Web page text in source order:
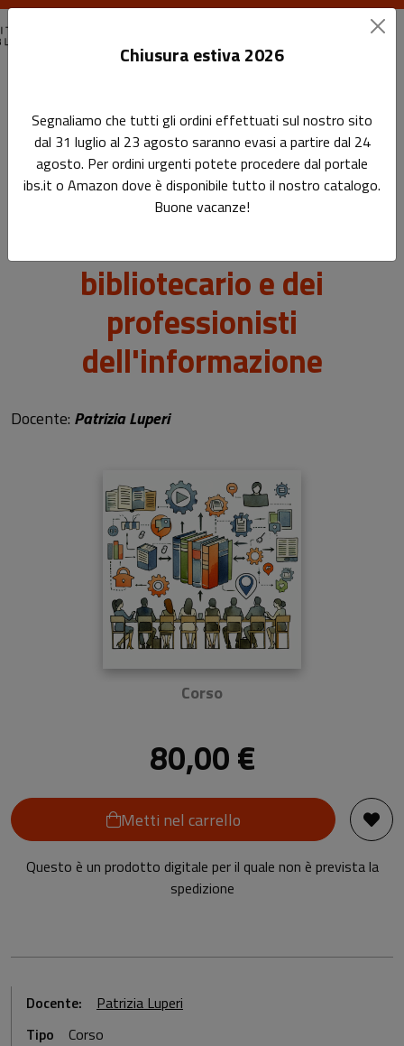
Metodologie innovative per la formazione del bibliotecario e
dei professionisti dell'informazione
Metodologie innovative per
bibliotecario e dei
professionisti
dell'informazione
Docente: Patrizia Luperi
Corso
80,00 €
Metti nel carrello
Questo è un prodotto digitale per il quale non è prevista la
spedizione
Docente:
Patrizia Luperi
Tipo
Corso
Chiusura estiva 2026
Segnaliamo che tutti gli ordini effettuati sul nostro sito
dal 31 luglio al 23 agosto saranno evasi a partire dal 24
agosto. Per ordini urgenti potete procedere dal portale
ibs.it o Amazon dove è disponibile tutto il nostro catalogo.
Buone vacanze!